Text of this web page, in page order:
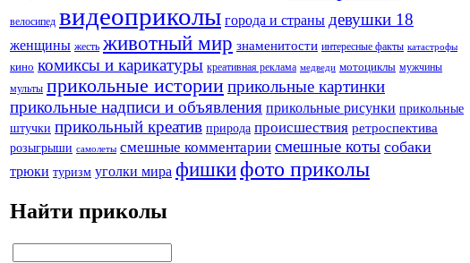
велосипед видеоприколы города и страны девушки 18
женщины жесть животный мир знаменитости интересные факты катастрофы
кино комиксы и карикатуры креативная реклама медведи мотоциклы мужчины
мульты прикольные историиприкольные картинки
прикольные надписи и объявления прикольные рисунки прикольные
штучки прикольный креатив природа происшествия ретроспектива
розыгрыши самолеты смешные комментарии смешные коты собаки
трюки туризм уголки мира фишкифото приколы
Найти приколы